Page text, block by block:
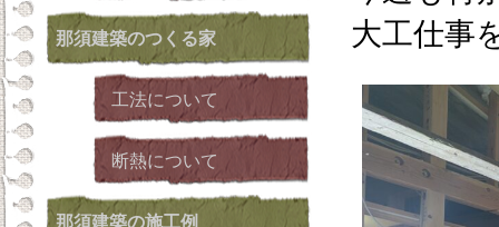
那須建築のつくる家
工法について
断熱について
那須建築の施工例
大工仕事